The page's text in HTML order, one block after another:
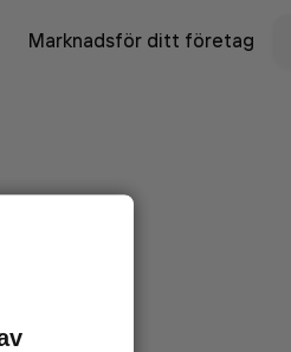
Marknadsför ditt företag